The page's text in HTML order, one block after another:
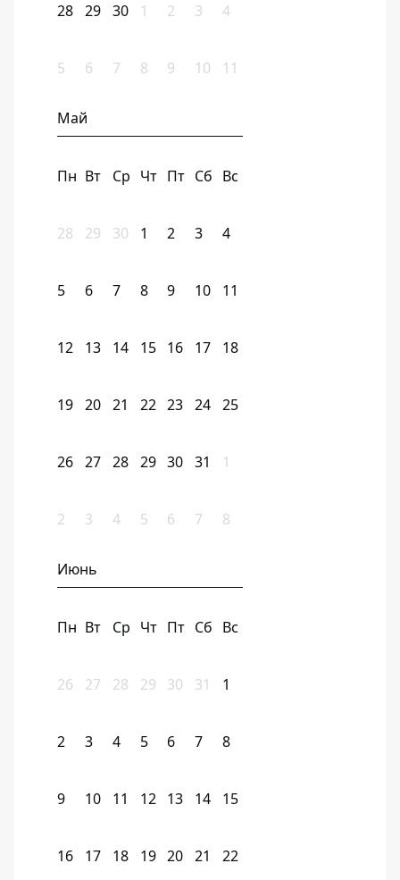
28 29 30 1 2 3 4
5 6 7 8 9 10 11
Май
Пн Вт Ср Чт Пт Сб Вс
28 29 30 1 2 3 4
5 6 7 8 9 10 11
12 13 14 15 16 17 18
19 20 21 22 23 24 25
26 27 28 29 30 31 1
2 3 4 5 6 7 8
Июнь
Пн Вт Ср Чт Пт Сб Вс
26 27 28 29 30 31 1
2 3 4 5 6 7 8
9 10 11 12 13 14 15
16 17 18 19 20 21 22